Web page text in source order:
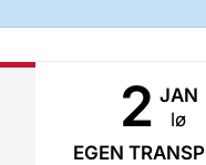
2 JAN
lø
EGEN